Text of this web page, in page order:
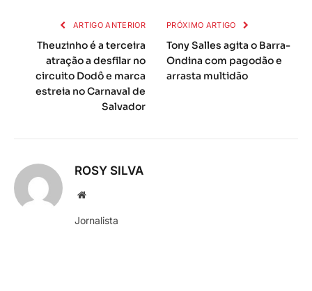
ARTIGO ANTERIOR
Theuzinho é a terceira
atração a desfilar no
circuito Dodô e marca
estreia no Carnaval de
Salvador
PRÓXIMO ARTIGO
Tony Salles agita o Barra-
Ondina com pagodão e
arrasta multidão
ROSY SILVA
Local
rede
Jornalista